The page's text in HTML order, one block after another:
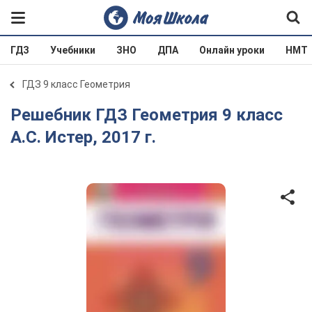
ГДЗ Учебники ЗНО ДПА Онлайн уроки НМТ
ГДЗ 9 класс Геометрия
Решебник ГДЗ Геометрия 9 класс
А.С. Истер, 2017 г.